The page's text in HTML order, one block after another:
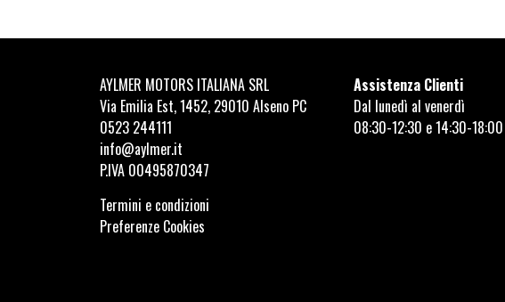
AYLMER MOTORS ITALIANA SRL
Via Emilia Est, 1452, 29010 Alseno PC
0523 244111
info@aylmer.it
P.IVA 00495870347
Termini e condizioni
Preferenze Cookies
Assistenza Clienti
Dal lunedì al venerdì
08:30-12:30 e 14:30-18:00